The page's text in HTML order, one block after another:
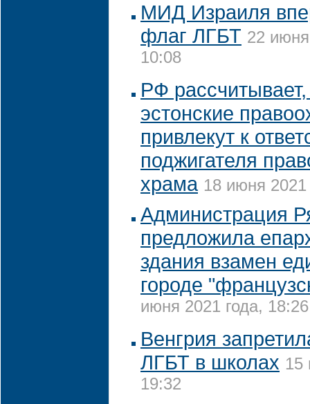
МИД Израиля
флаг ЛГБТ 22
10:08
РФ рассчитывает,
эстонские
привлекут к
поджигателя
храма 18 июня 2021
Администрация
предложила
здания взамен
городе
июня 2021 года, 18:26
Венгрия
ЛГБТ в школах 15
19:32